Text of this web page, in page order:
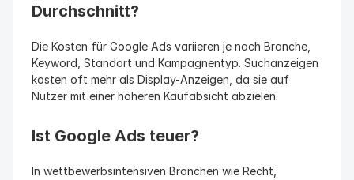
Durchschnitt?
Die Kosten für Google Ads variieren je nach Branche,
Keyword, Standort und Kampagnentyp. Suchanzeigen
kosten oft mehr als Display-Anzeigen, da sie auf
Nutzer mit einer höheren Kaufabsicht abzielen.
Ist Google Ads teuer?
In wettbewerbsintensiven Branchen wie Recht,